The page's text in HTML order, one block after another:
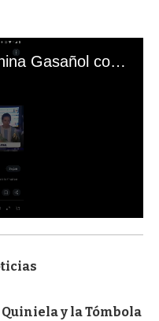
El mal momento de Yanina Gasañol con un hincha argentino en "Subrayado"
y la Tómbola